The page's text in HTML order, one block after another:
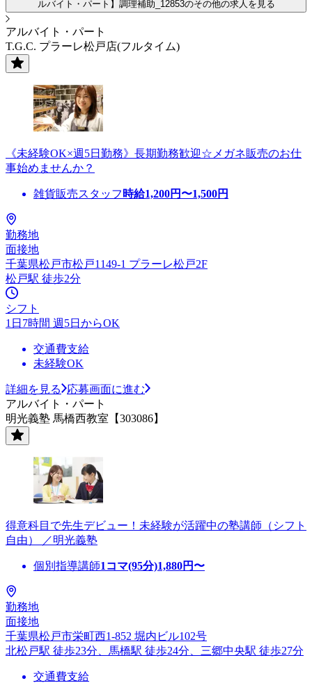
ルバイト・パート】調理補助_12853のその他の求人を見る
アルバイト・パート
T.G.C. プラーレ松戸店(フルタイム)
《未経験OK×週5日勤務》長期勤務歓迎☆メガネ販売のお仕
事始めませんか？
雑貨販売スタッフ 時給1,200円〜1,500円
勤務地
面接地
千葉県松戸市松戸1149-1 プラーレ松戸2F
松戸駅 徒歩2分
シフト
1日7時間 週5日からOK
交通費支給
未経験OK
詳細を見る
応募画面に進む
アルバイト・パート
明光義塾 馬橋西教室【303086】
得意科目で先生デビュー！未経験が活躍中の塾講師（シフト
自由） ／明光義塾
個別指導講師1コマ(95分)1,880円〜
勤務地
面接地
千葉県松戸市栄町西1-852 堀内ビル102号
北松戸駅 徒歩23分、馬橋駅 徒歩24分、三郷中央駅 徒歩27分
交通費支給